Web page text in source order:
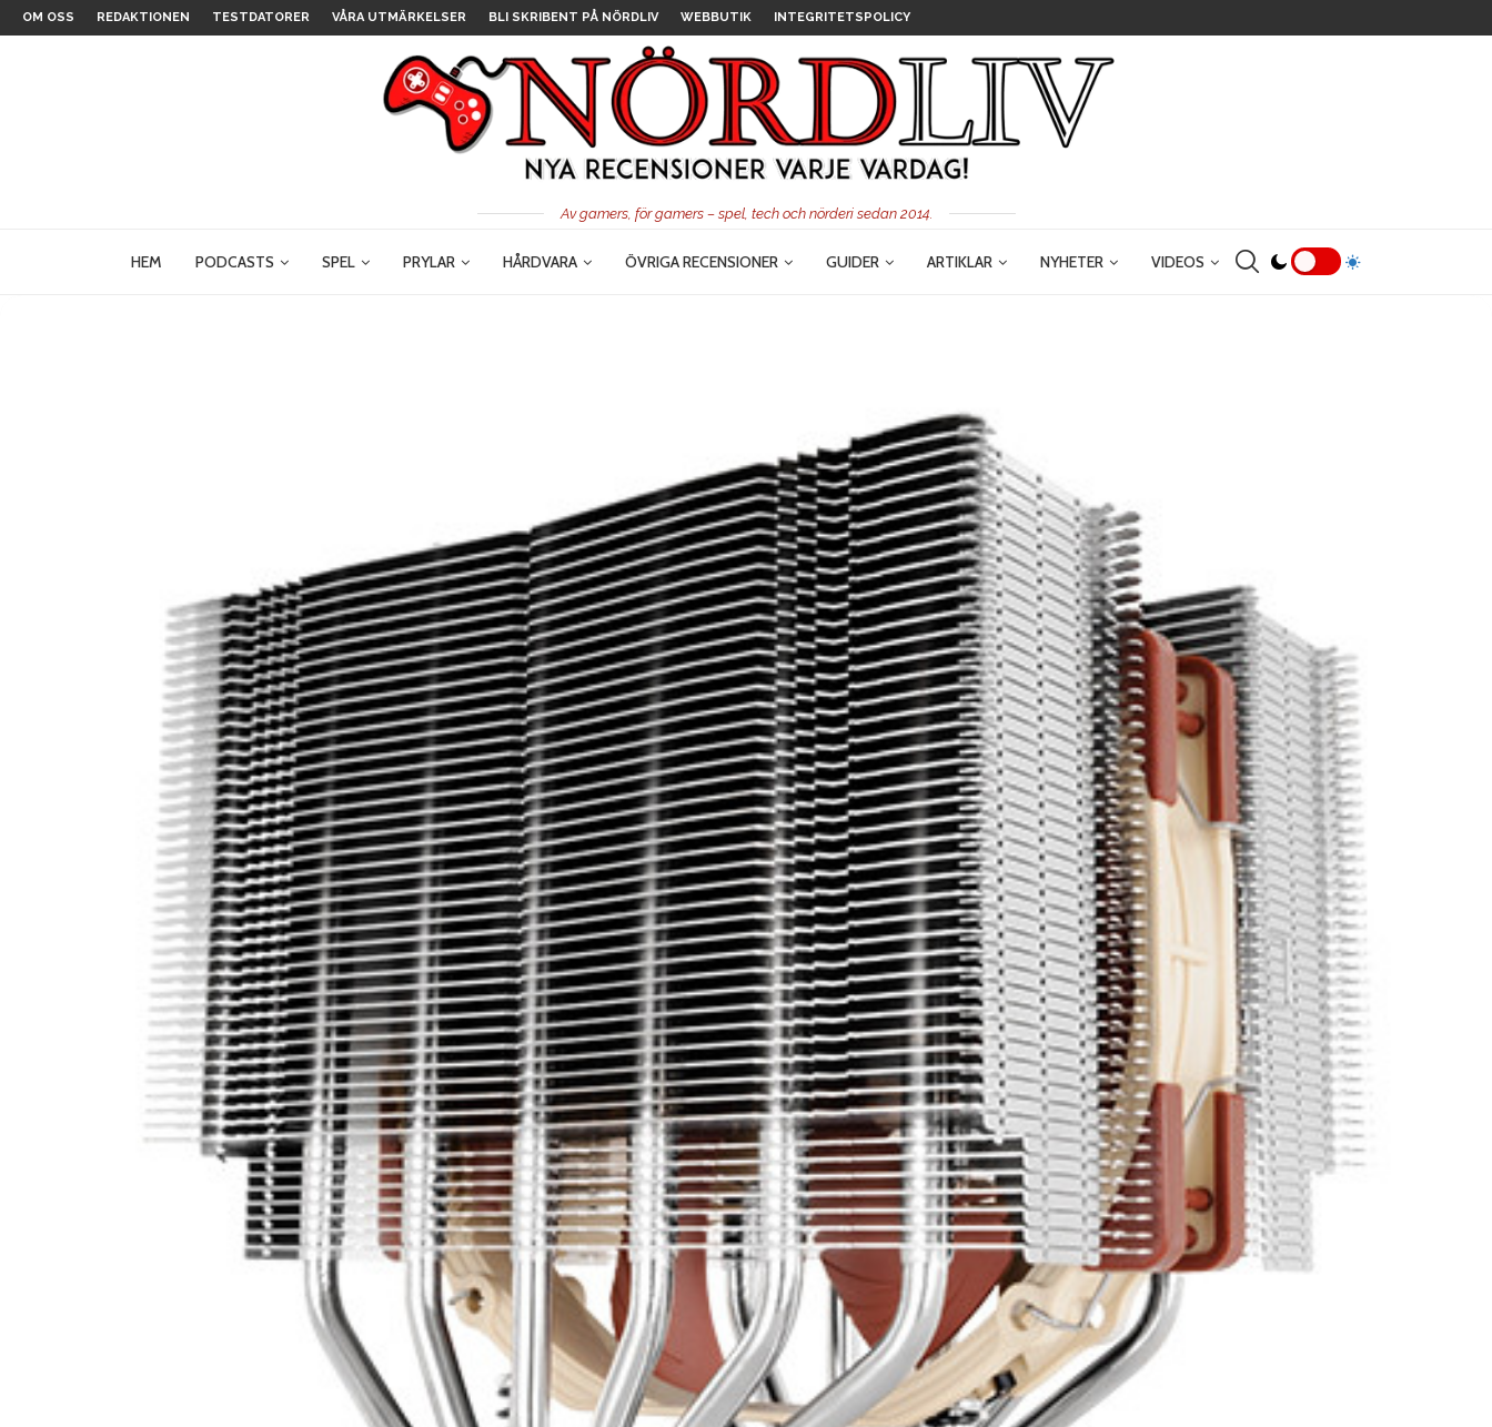
OM OSS REDAKTIONEN TESTDATORER VÅRA UTMÄRKELSER BLI SKRIBENT PÅ NÖRDLIV WEBBUTIK INTEGRITETSPOLICY
Av gamers, för gamers – spel, tech och nörderi sedan 2014.
HEM PODCASTS SPEL PRYLAR HÅRDVARA ÖVRIGA RECENSIONER GUIDER ARTIKLAR NYHETER VIDEOS